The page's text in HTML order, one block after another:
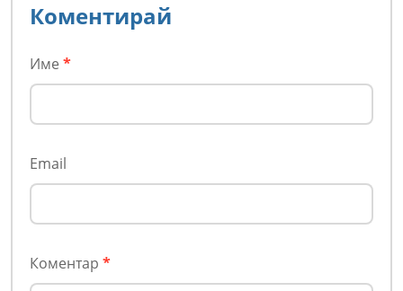
Коментирай
Име *
Email
Коментар *